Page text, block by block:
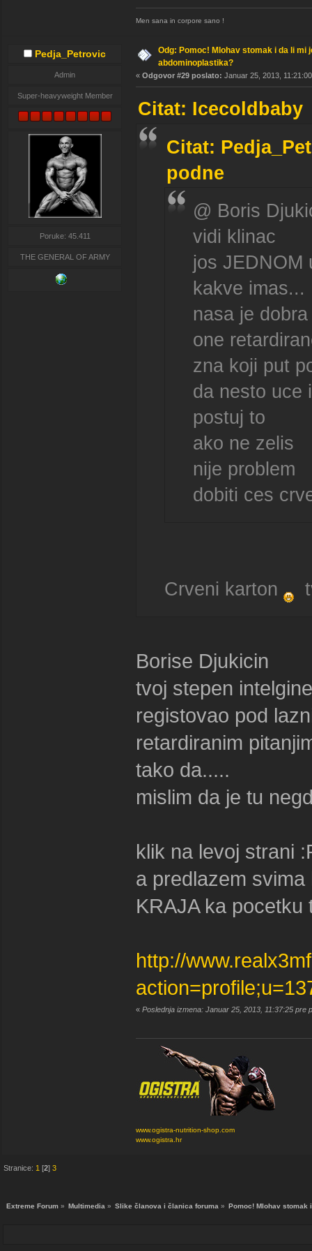
Men sana in corpore sano !
Pedja_Petrovic
Admin
Super-heavyweight Member
Poruke: 45.411
THE GENERAL OF ARMY
Odg: Pomoc! Mlohav stomak i da li mi
abdominoplastika?
« Odgovor #29 poslato: Januar 25, 2013,
Citat: Icecoldbaby
Citat:
podne
@ Boris
vidi klinac
jos JEDNOM
kakve imas...
nasa je
one
zna koji put
da nesto uce
postuj to
ako ne zelis
nije problem
dobiti ces
Crveni karton
Borise Djukicin
tvoj stepen
registovao pod
retardiranim
tako da.....
mislim da je tu
klik na levoj strani
a predlazem
KRAJA ka
http://
« Poslednja izmena: Januar 25, 2013, 11:37:25 pre
www.ogistra-nutrition-shop.com
www.ogistra.hr
Stranice: 1 [2]3
Extreme Forum » Multimedia » Slike članova i članica foruma » Pomoc! Mlohav stomak